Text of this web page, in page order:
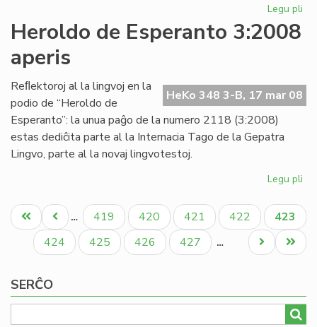
Legu pli
Heroldo de Esperanto 3:2008
aperis
HeKo 348 3-B, 17 mar 08
Reﬂektoroj al la lingvoj en la
podio de “Heroldo de
Esperanto”: la unua paĝo de la numero 2118 (3:2008)
estas dediĉita parte al la Internacia Tago de la Gepatra
Lingvo, parte al la novaj lingvotestoj.
Legu pli
de
Pagination
Unua
paĝo
Antaŭa
paĝo
… Paĝo
419 Paĝo
420 Paĝo
421 Paĝo
422
Aktuala
paĝo
423
Paĝo
424 Paĝo
425 Paĝo
426 Paĝo
427 …
Last
page
Next
page
SERĈO